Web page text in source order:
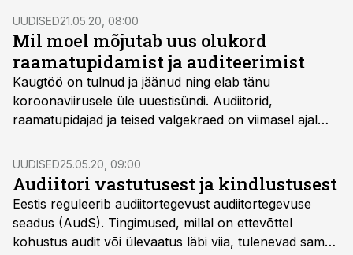
UUDISED21.05.20, 08:00
Mil moel mõjutab uus olukord
raamatupidamist ja auditeerimist
Kaugtöö on tulnud ja jäänud ning elab tänu
koroonaviirusele üle uuestisündi. Audiitorid,
raamatupidajad ja teised valgekraed on viimasel ajal
peaasjalikult kodukontorites töötanud ja kuigi alguses
oli kõik harjumatu ja imelik, siis elu on näidanud, et
inimesed on väga kohanemisvõimelised ning saavad
päris hästi hakkama. Igatahes on oodata, et järjest
rohkem auditeid ja raamatupidamisarvestust tehakse
ilma füüsiliselt kokku saamata, kirjutab Grant
Thornton Balticu partner, audiitorteenuste valdkonna
UUDISED25.05.20, 09:00
Audiitori vastutusest ja kindlustusest
Eestis reguleerib audiitortegevust audiitortegevuse
seadus (AudS). Tingimused, millal on ettevõttel
kohustus audit või ülevaatus läbi viia, tulenevad samuti